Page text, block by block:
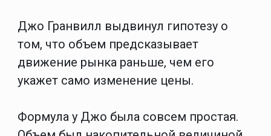
Джо Гранвилл выдвинул гипотезу о
том, что объем предсказывает
движение рынка раньше, чем его
укажет само изменение цены.
Формула у Джо была совсем простая.